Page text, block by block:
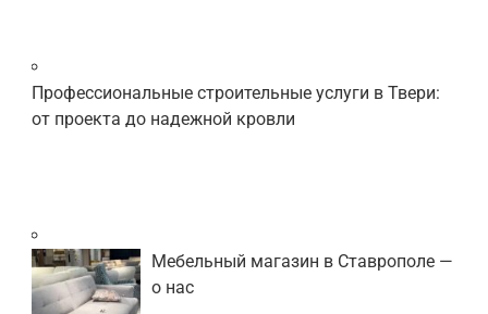
Профессиональные строительные услуги в Твери:
от проекта до надежной кровли
Мебельный магазин в Ставрополе —
о нас